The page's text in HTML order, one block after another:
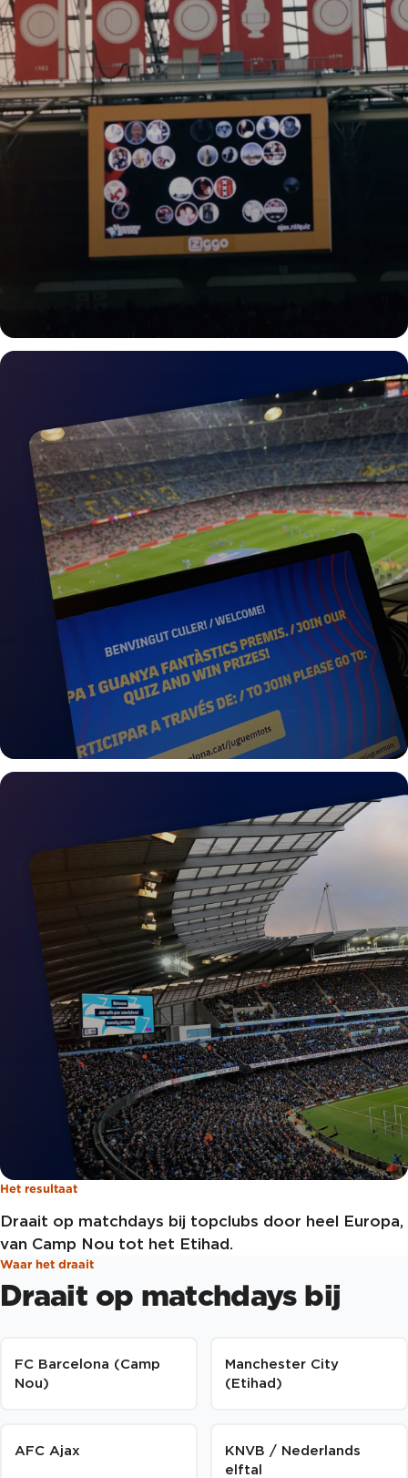
Het resultaat
Draait op matchdays bij topclubs door heel Europa,
van Camp Nou tot het Etihad.
Waar het draait
Draait op matchdays bij
FC Barcelona (Camp
Nou)
Manchester City
(Etihad)
AFC Ajax
KNVB / Nederlands
elftal